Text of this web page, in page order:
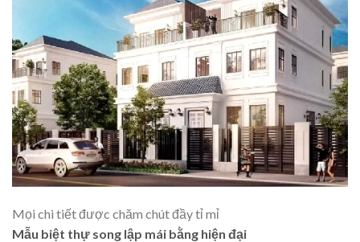
Mọi chi tiết được chăm chút đầy tỉ mỉ
Mẫu biệt thự song lập mái bằng hiện đại